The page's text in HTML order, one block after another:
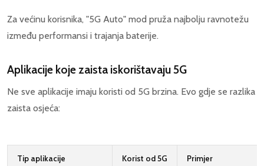
Za većinu korisnika, "5G Auto" mod pruža najbolju ravnotežu
između performansi i trajanja baterije.
Aplikacije koje zaista iskorištavaju 5G
Ne sve aplikacije imaju koristi od 5G brzina. Evo gdje se razlika
zaista osjeća:
Tip aplikacije Korist od 5G Primjer